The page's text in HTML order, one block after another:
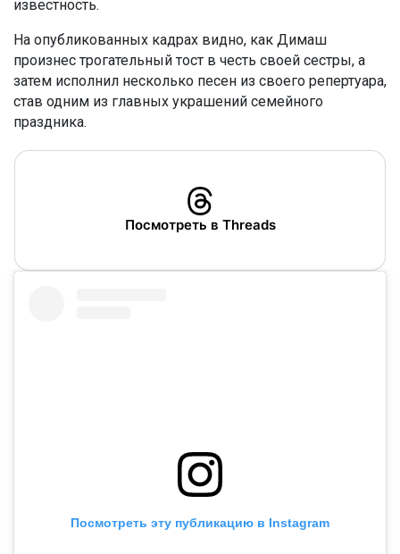
известность.
На опубликованных кадрах видно, как Димаш
произнес трогательный тост в честь своей сестры, а
затем исполнил несколько песен из своего репертуара,
став одним из главных украшений семейного
праздника.
Посмотреть в Threads
Посмотреть эту публикацию в Instagram